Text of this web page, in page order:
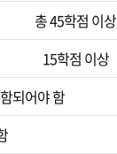
총 45학점 이상
15학점 이상
되어야 함